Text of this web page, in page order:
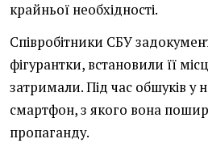
крайньої необхідності.
Співробітники СБУ
фігурантки, встановили її
затримали. Під час обшуків у
смартфон, з якого вона
пропаганду.